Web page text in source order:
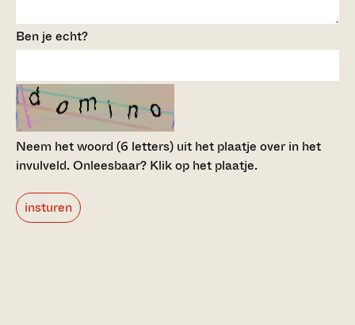
Ben je echt?
Neem het woord (6 letters) uit het plaatje over in het
invulveld.Onleesbaar? Klik op het plaatje.
insturen